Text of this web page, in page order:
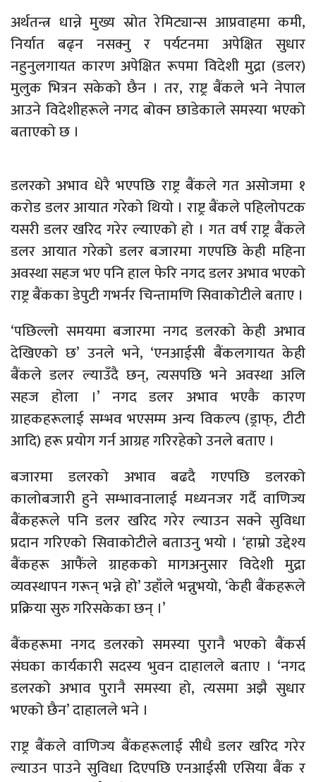
अर्थतन्त्र धान्ने मुख्य स्रोत रेमिट्यान्स आप्रवाहमा कमी,
निर्यात बढ्न नसक्नु र पर्यटनमा अपेक्षित सुधार
नहुनुलगायत कारण अपेक्षित रूपमा विदेशी मुद्रा (डलर)
मुलुक भित्रन सकेको छैन । तर, राष्ट्र बैंकले भने नेपाल
आउने विदेशीहरूले नगद बोक्न छाडेकाले समस्या भएको
बताएको छ ।
डलरको अभाव धेरै भएपछि राष्ट्र बैंकले गत असोजमा १
करोड डलर आयात गरेको थियो । राष्ट्र बैंकले पहिलोपटक
यसरी डलर खरिद गरेर ल्याएको हो । गत वर्ष राष्ट्र बैंकले
डलर आयात गरेको डलर बजारमा गएपछि केही महिना
अवस्था सहज भए पनि हाल फेरि नगद डलर अभाव भएको
राष्ट्र बैंकका डेपुटी गभर्नर चिन्तामणि सिवाकोटीले बताए ।
‘पछिल्लो समयमा बजारमा नगद डलरको केही अभाव
देखिएको छ’ उनले भने, ‘एनआईसी बैंकलगायत केही
बैंकले डलर ल्याउँदै छन्, त्यसपछि भने अवस्था अलि
सहज होला ।’ नगद डलर अभाव भएकै कारण
ग्राहकहरूलाई सम्भव भएसम्म अन्य विकल्प (ड्राफ्, टीटी
आदि) हरू प्रयोग गर्न आग्रह गरिरहेको उनले बताए ।
बजारमा डलरको अभाव बढदै गएपछि डलरको
कालोबजारी हुने सम्भावनालाई मध्यनजर गर्दै वाणिज्य
बैंकहरूले पनि डलर खरिद गरेर ल्याउन सक्ने सुविधा
प्रदान गरिएको सिवाकोटीले बताउनु भयो । ‘हाम्रो उद्देश्य
बैंकहरू आफैंले ग्राहकको मागअनुसार विदेशी मुद्रा
व्यवस्थापन गरून् भन्ने हो’ उहाँले भन्नुभयो, ‘केही बैंकहरूले
प्रक्रिया सुरु गरिसकेका छन् ।’
बैंकहरूमा नगद डलरको समस्या पुरानै भएको बैंकर्स
संघका कार्यकारी सदस्य भुवन दाहालले बताए । ‘नगद
डलरको अभाव पुरानै समस्या हो, त्यसमा अझै सुधार
भएको छैन’ दाहालले भने ।
राष्ट्र बैंकले वाणिज्य बैंकहरूलाई सीधै डलर खरिद गरेर
ल्याउन पाउने सुविधा दिएपछि एनआईसी एसिया बैंक र